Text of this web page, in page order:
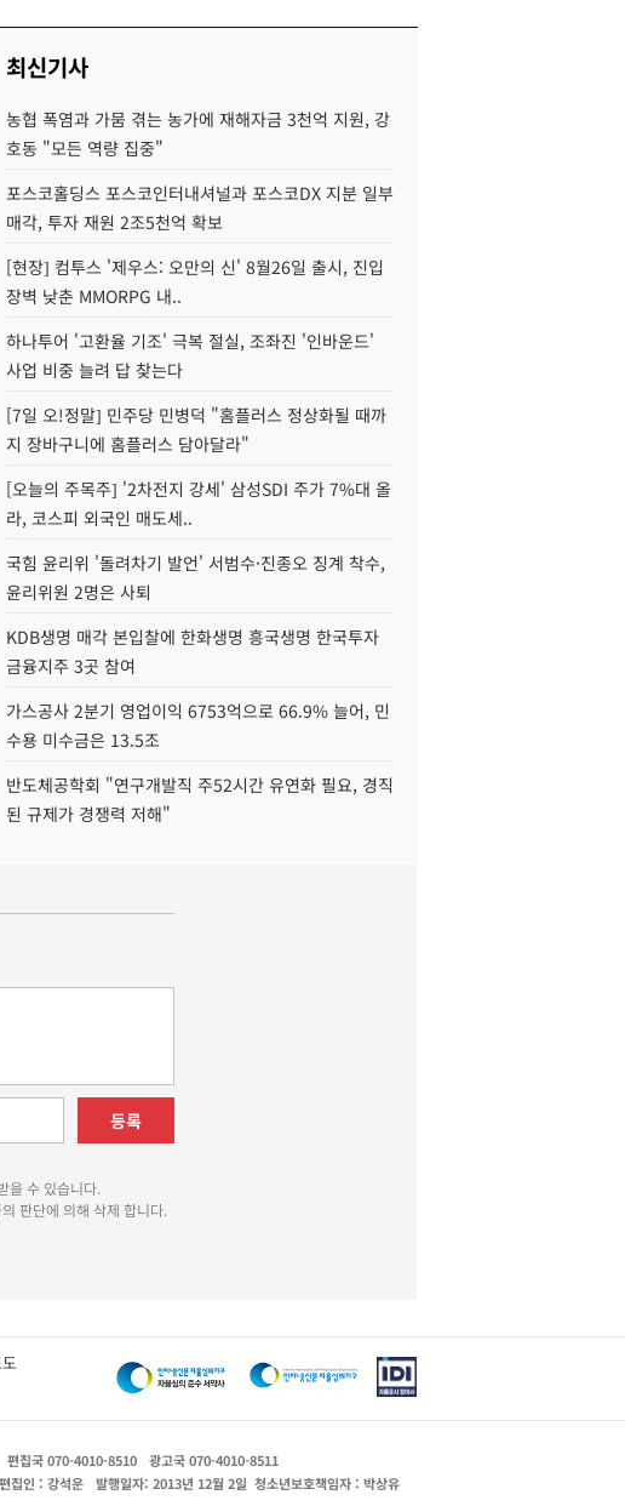
최신기사
농협 폭염과 가뭄 겪는 농가에 재해자금 3천억 지원, 강
호동 "모든 역량 집중"
포스코홀딩스 포스코인터내셔널과 포스코DX 지분 일부
매각, 투자 재원 2조5천억 확보
[현장] 컴투스 '제우스: 오만의 신' 8월26일 출시, 진입
장벽 낮춘 MMORPG 내..
하나투어 '고환율 기조' 극복 절실, 조좌진 '인바운드'
사업 비중 늘려 답 찾는다
[7일 오!정말] 민주당 민병덕 "홈플러스 정상화될 때까
지 장바구니에 홈플러스 담아달라"
[오늘의 주목주] '2차전지 강세' 삼성SDI 주가 7%대 올
라, 코스피 외국인 매도세..
국힘 윤리위 '돌려차기 발언' 서범수·진종오 징계 착수,
윤리위원 2명은 사퇴
KDB생명 매각 본입찰에 한화생명 흥국생명 한국투자
금융지주 3곳 참여
가스공사 2분기 영업이익 6753억으로 66.9% 늘어, 민
수용 미수금은 13.5조
반도체공학회 "연구개발직 주52시간 유연화 필요, 경직
된 규제가 경쟁력 저해"
등록
을 수 있습니다.
판단에 의해 삭제 합니다.
편집국 070-4010-8510
광고국 070-4010-8511
집인 : 강석운 발행일자: 2013년 12월 2일 청소년보호책임자 : 박상유